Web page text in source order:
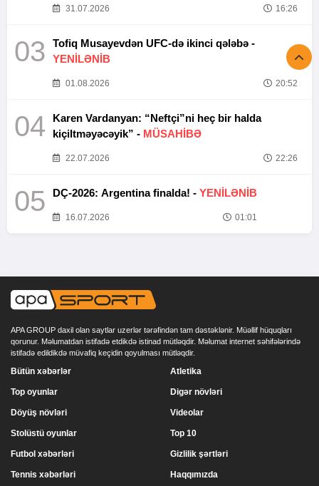
31.07.2026 16:26
03
Tofiq Musayevdən UFC-də ikinci qələbə -
YENİLƏNİB
01.08.2026 20:52
04
Karen Vardanyan: “Neftçi”ni heç bir halda
kiçiltməyəcəyik” - MÜSAHİBƏ
22.07.2026 22:26
05 DÇ-2026: Argentina finalda! - YENİLƏNİB
16.07.2026 01:01
APA GROUP daxil olan saytlar uzerlər tərəfindən tam dəstəklənir. Müəllif hüquqları
qorunur. Məlumatdan istifadə etdikdə istinad mütləqdir. Məlumat internet səhifələrində
istifadə edildikdə müvafiq keçidin qoyulması mütləqdir.
Bütün xəbərlər
Top oyunlar
Döyüş növləri
Stolüstü oyunlar
Atletika
Digər növləri
Videolar
Top 10
Futbol xəbərləri
Tennis xəbərləri
Gizlilik şərtləri
Haqqımızda